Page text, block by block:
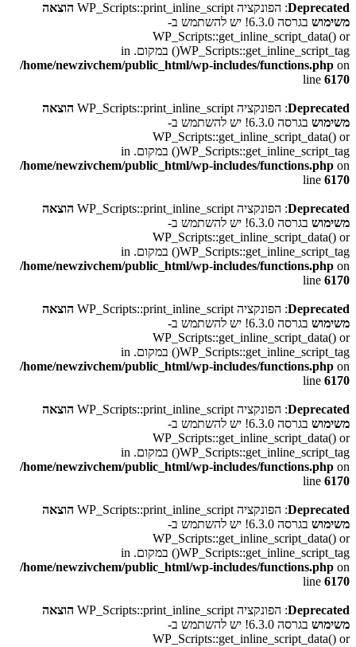
Deprecated: הפונקציה WP_Scripts::print_inline_script
הוצאה
משימוש
בגרסה 6.3.0! יש להשתמש ב-
WP_Scripts::get_inline_script_data() or
WP_Scripts::get_inline_script_tag() במקום. in
/home/newzivchem/public_html/wp-includes/functions.php on
line 6170
Deprecated: הפונקציה WP_Scripts::print_inline_script
הוצאה
משימוש
בגרסה 6.3.0! יש להשתמש ב-
WP_Scripts::get_inline_script_data() or
WP_Scripts::get_inline_script_tag() במקום. in
/home/newzivchem/public_html/wp-includes/functions.php on
line 6170
Deprecated: הפונקציה WP_Scripts::print_inline_script
הוצאה
משימוש
בגרסה 6.3.0! יש להשתמש ב-
WP_Scripts::get_inline_script_data() or
WP_Scripts::get_inline_script_tag() במקום. in
/home/newzivchem/public_html/wp-includes/functions.php on
line 6170
Deprecated: הפונקציה WP_Scripts::print_inline_script
הוצאה
משימוש
בגרסה 6.3.0! יש להשתמש ב-
WP_Scripts::get_inline_script_data() or
WP_Scripts::get_inline_script_tag() במקום. in
/home/newzivchem/public_html/wp-includes/functions.php on
line 6170
Deprecated: הפונקציה WP_Scripts::print_inline_script
הוצאה
משימוש
בגרסה 6.3.0! יש להשתמש ב-
WP_Scripts::get_inline_script_data() or
WP_Scripts::get_inline_script_tag() במקום. in
/home/newzivchem/public_html/wp-includes/functions.php on
line 6170
Deprecated: הפונקציה WP_Scripts::print_inline_script
הוצאה
משימוש
בגרסה 6.3.0! יש להשתמש ב-
WP_Scripts::get_inline_script_data() or
WP_Scripts::get_inline_script_tag() במקום. in
/home/newzivchem/public_html/wp-includes/functions.php on
line 6170
Deprecated: הפונקציה WP_Scripts::print_inline_script
הוצאה
משימוש
בגרסה 6.3.0! יש להשתמש ב-
WP_Scripts::get_inline_script_data() or